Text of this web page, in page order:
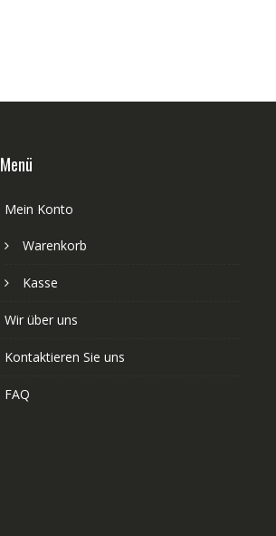
Menü
Mein Konto
Warenkorb
Kasse
Wir über uns
Kontaktieren Sie uns
FAQ